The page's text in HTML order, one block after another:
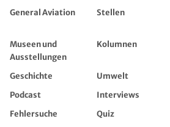
General Aviation
Stellen
Museen und
Ausstellungen
Kolumnen
Geschichte Umwelt
Podcast
Interviews
Fehlersuche
Quiz